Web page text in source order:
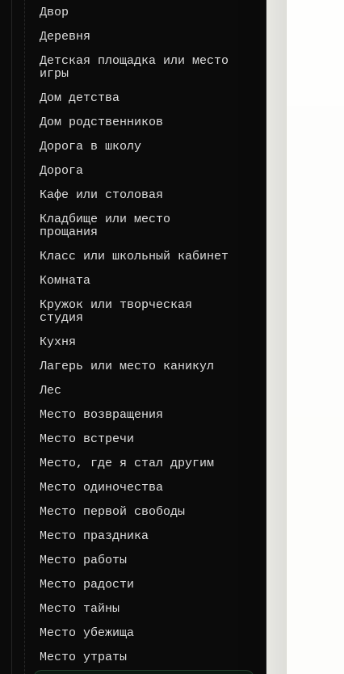
Двор
Деревня
Детская площадка или место
игры
Дом детства
Дом родственников
Дорога в школу
Дорога
Кафе или столовая
Кладбище или место
прощания
Класс или школьный кабинет
Комната
Кружок или творческая
студия
Кухня
Лагерь или место каникул
Лес
Место возвращения
Место встречи
Место, где я стал другим
Место одиночества
Место первой свободы
Место праздника
Место работы
Место радости
Место тайны
Место убежища
Место утраты